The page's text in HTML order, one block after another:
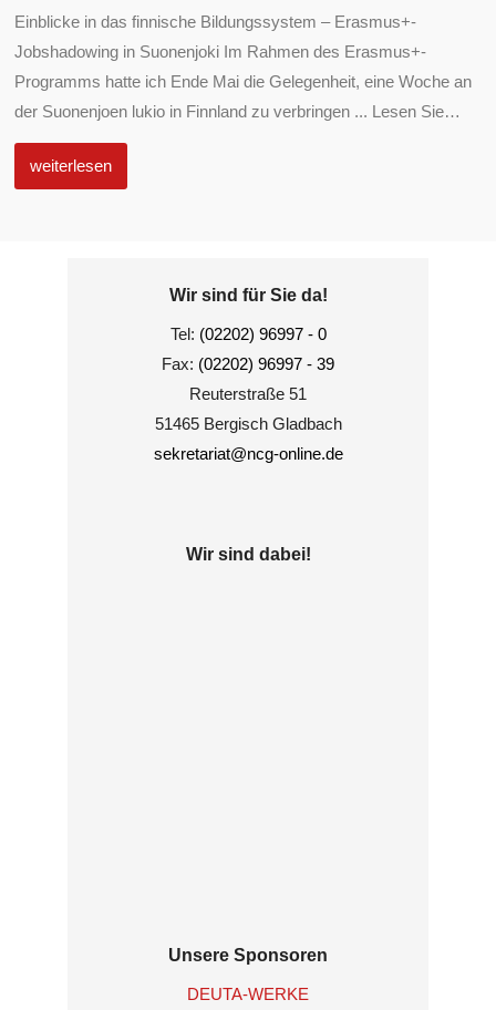
Einblicke in das finnische Bildungssystem – Erasmus+-
Jobshadowing in Suonenjoki Im Rahmen des Erasmus+-
Programms hatte ich Ende Mai die Gelegenheit, eine Woche an
der Suonenjoen lukio in Finnland zu verbringen ... Lesen Sie…
weiterlesen
Wir sind für Sie da!
Tel: (02202) 96997 - 0
Fax: (02202) 96997 - 39
Reuterstraße 51
51465 Bergisch Gladbach
sekretariat@ncg-online.de
Wir sind dabei!
Unsere Sponsoren
DEUTA-WERKE